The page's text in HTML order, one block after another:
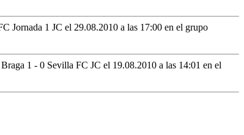
Jornada 1 JC el 29.08.2010 a las 17:00 en el grupo
1 - 0 Sevilla FC JC el 19.08.2010 a las 14:01 en el